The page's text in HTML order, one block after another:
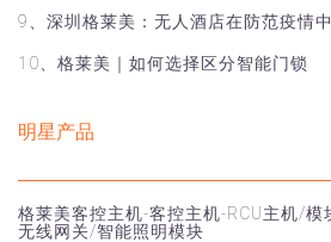
9、深圳格莱美：无人酒店在防范疫情
10、格莱美｜如何选择区分智能门锁
明星产品
格莱美客控主机-客控主机-RCU主机/
无线网关/智能照明模块